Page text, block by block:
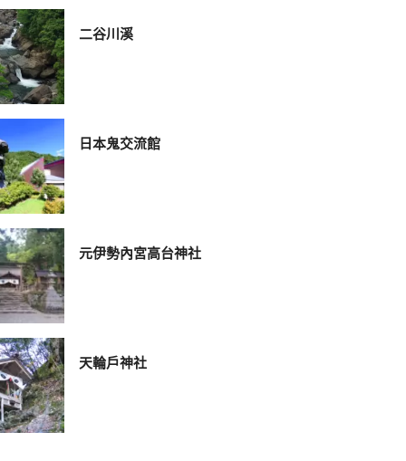
二谷川溪
日本鬼交流館
元伊勢內宮高台神社
天輪戶神社